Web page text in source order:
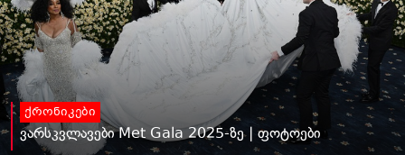
ქრონიკები
ვარსკვლავები Met Gala 2025-ზე | ფოტოები